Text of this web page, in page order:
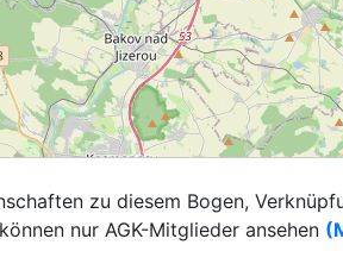
zu diesem Bogen,
nur AGK-Mitglieder ansehen